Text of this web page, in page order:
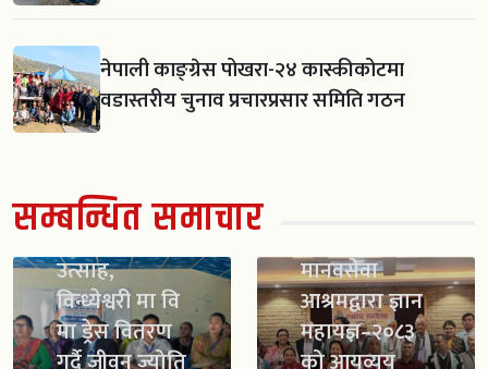
नेपाली काङ्ग्रेस पोखरा-२४ कास्कीकोटमा
वडास्तरीय चुनाव प्रचारप्रसार समिति गठन
सम्बन्धित समाचार
स्काउट गठन सँगै
विद्यार्थीमा नयाँ
उत्साह,
विन्ध्येश्वरी मा वि
मा ड्रेस वितरण
मानवसेवा
आश्रमद्वारा ज्ञान
महायज्ञ–२०८३